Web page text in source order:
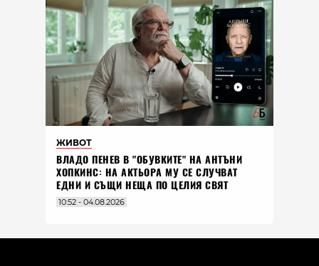
ЖИВОТ
ВЛАДO ПЕНЕВ В "ОБУВКИТЕ" НА АНТЪНИ
ХОПКИНС: НА АКТЬОРА МУ СЕ СЛУЧВАТ
ЕДНИ И СЪЩИ НЕЩА ПО ЦЕЛИЯ СВЯТ
10:52 - 04.08.2026